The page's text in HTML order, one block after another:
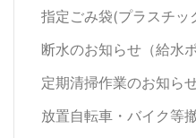
指定ごみ袋(プラスチッ
断水のお知らせ（給水
定期清掃作業のお知ら
放置自転車・バイク等